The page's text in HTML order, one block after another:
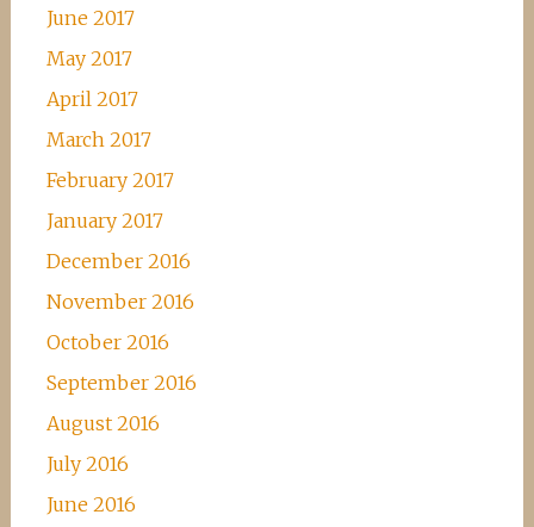
June 2017
May 2017
April 2017
March 2017
February 2017
January 2017
December 2016
November 2016
October 2016
September 2016
August 2016
July 2016
June 2016